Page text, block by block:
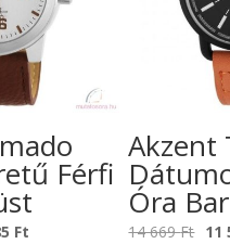
Férfi
Ft
Akzent
Óra
14 669Ft 11